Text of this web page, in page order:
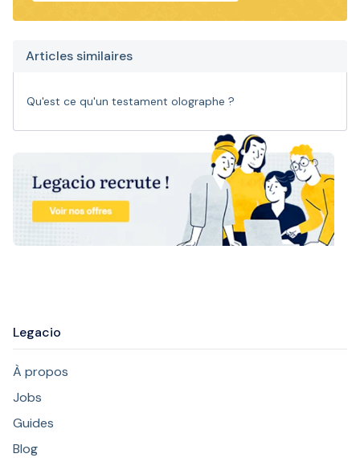
Articles similaires
Qu'est ce qu'un testament olographe ?
Legacio
À propos
Jobs
Guides
Blog